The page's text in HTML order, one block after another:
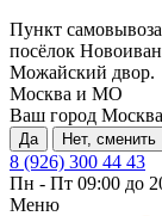
Пункт
посёлок
Можайский двор.
Москва и МО
Ваш город
Да Нет, сменить
8 (926) 300 44 43
Пн - Пт 09:00 до
Меню